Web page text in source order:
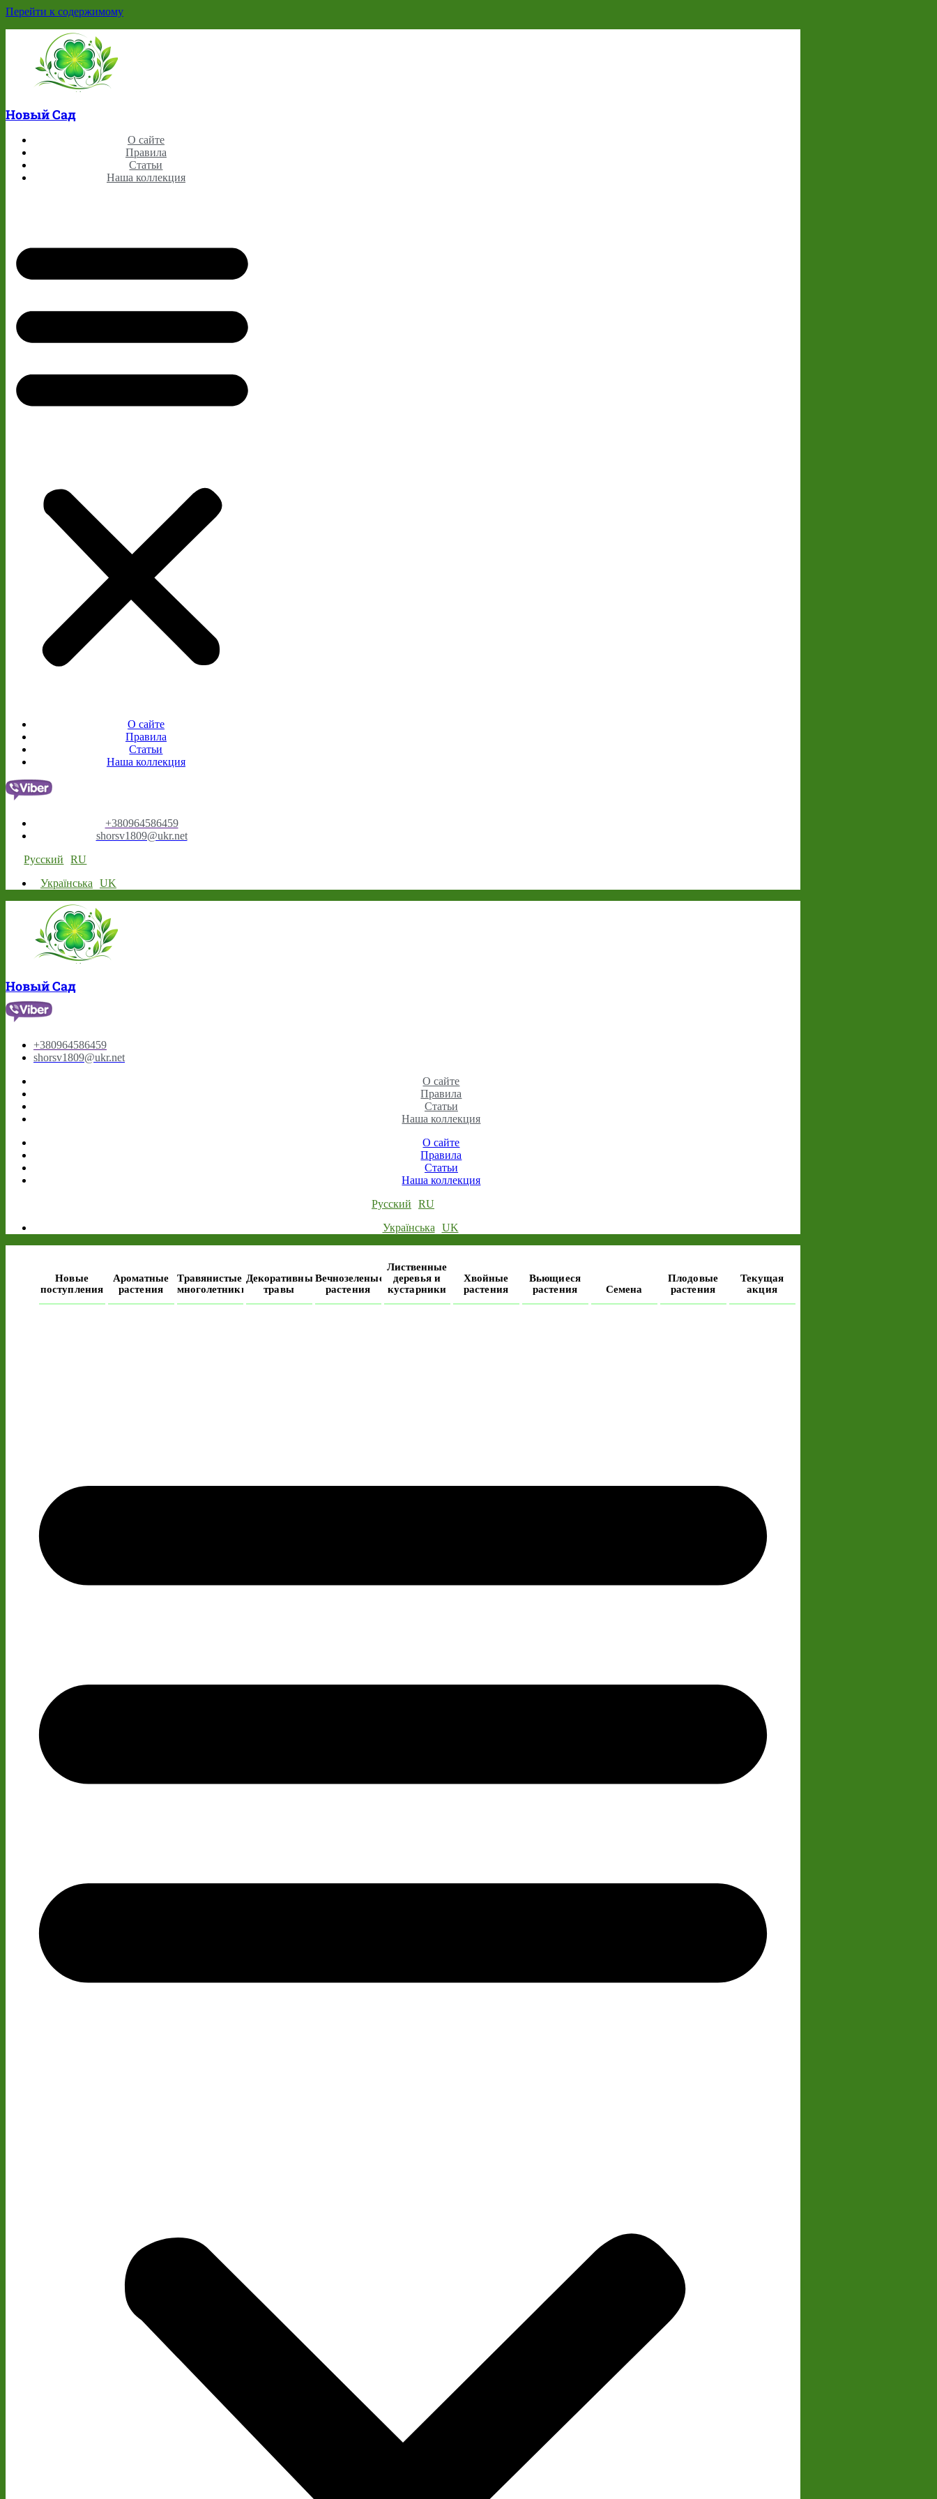
Перейти к содержимому
Новый Сад
О сайте
Правила
Статьи
Наша коллекция
О сайте
Правила
Статьи
Наша коллекция
+380964586459
shorsv1809@ukr.net
Русский
RU
Українська
UK
Новый Сад
+380964586459
shorsv1809@ukr.net
О сайте
Правила
Статьи
Наша коллекция
О сайте
Правила
Статьи
Наша коллекция
Русский
RU
Українська
UK
Новые
поступления
Ароматные
растения
Травянистые
многолетники
Декоративные
травы
Вечнозеленые
растения
Лиственные
деревья и
кустарники
Хвойные
растения
Вьющиеся
растения
Семена
Плодовые
растения
Текущая
акция